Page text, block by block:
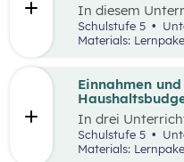
Einnahmen
In drei
die
Ausgaben von
Schulstufe 5
Materials:
In diesem
eines
Fokus auf
Bedürfnisse
Prioritäten, aber
Möglichkeiten
man mehr
muss aufgrund
verzichten.
Schulstufe 5
Materials: